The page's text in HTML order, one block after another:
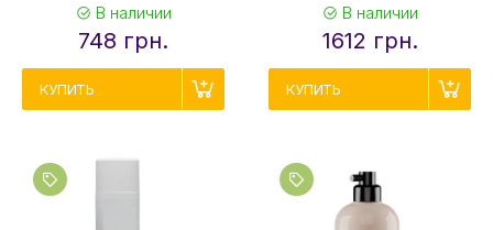
В наличии
748 грн.
КУПИТЬ
В наличии
1612 грн.
КУПИТЬ